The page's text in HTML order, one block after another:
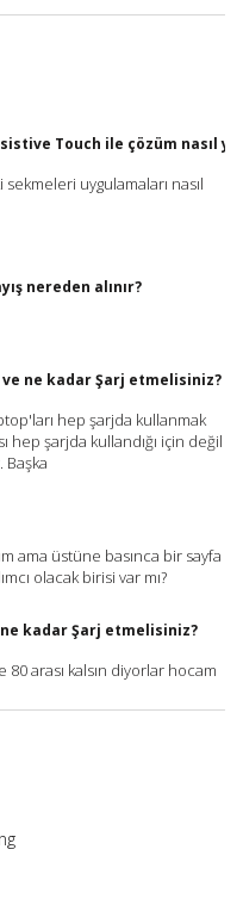
Touch ile çözüm nasıl
uygulamaları nasıl
nereden alınır?
ne kadar Şarj etmelisiniz?
hep şarjda kullanmak
hep şarjda kullandığı için değil
Başka
ama üstüne basınca bir sayfa
olacak birisi var mı?
kadar Şarj etmelisiniz?
80 arası kalsın diyorlar hocam